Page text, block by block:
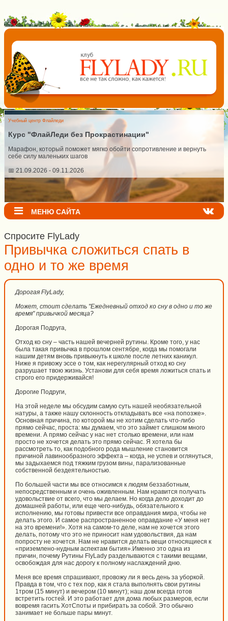
Учебный центр Флайледи
Курс "ФлайЛеди без Прокрастинации"
Марафон, который поможет мягко обойти сопротивление и вернуть
себе силу маленьких шагов
📅 21.09.2026 - 09.11.2026
МЕНЮ САЙТА
Спросите FlyLady
Привычка сложиться спать в
одно и то же время
Дорогая FlyLady,
Может, стоит сделать "Ежедневный отход ко сну в одно и то же
время" привычкой месяца?
Дорогая Подруга,
Отход ко сну – часть нашей вечерней рутины. Кроме того, у нас
была такая привычка в прошлом сентябре, когда мы помогали
нашим детям вновь привыкнуть к школе после летних каникул.
Ниже я привожу эссе о том, как нерегулярный отход ко сну
разрушает твою жизнь. Установи для себя время ложиться спать и
строго его придерживайся!
Дорогие Подруги,
На этой неделе мы обсудим самую суть нашей необязательной
натуры, а также нашу склонность откладывать все «на попозже».
Основная причина, по которой мы не хотим сделать что-либо
прямо сейчас, проста: мы думаем, что это займет слишком много
времени. А прямо сейчас у нас нет столько времени, или нам
просто не хочется делать это прямо сейчас. Я хотела бы
рассмотреть то, как подобного рода мышление становится
причиной лавинообразного эффекта – когда, не успев и оглянуться,
мы задыхаемся под тяжким грузом вины, парализованные
собственной бездеятельностью.
По большей части мы все относимся к людям беззаботным,
непосредственным и очень оживленным. Нам нравится получать
удовольствие от всего, что мы делаем. Но когда дело доходит до
домашней работы, или еще чего-нибудь, обязательного к
исполнению, мы готовы привести все оправдания мира, чтобы не
делать этого. И самое распространенное оправдание «У меня нет
на это времени!». Хотя на самом-то деле, нам не хочется этого
делать, потому что это не приносит нам удовольствия, да нам
попросту не хочется. Нам не нравится делать вещи относящиеся к
«приземлено-нудным аспектам бытия».Именно это одна из
причин, почему Рутины FlyLady разделываются с такими вещами,
освобождая для нас дорогу к полному наслаждений дню.
Меня все время спрашивают, провожу ли я весь день за уборкой.
Правда в том, что с тех пор, как я стала выполнять свои рутины
1тром (15 минут) и вечером (10 минут); наш дом всегда готов
встретить гостей. И это работает для дома любых размеров, если
вовремя гасить ХотСпоты и прибирать за собой. Это обычно
занимает не больше пары минут.